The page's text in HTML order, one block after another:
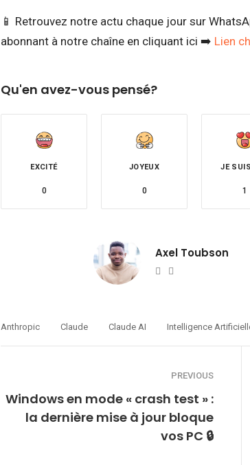
📱 Retrouvez notre actu chaque jour sur
abonnant à notre chaîne en cliquant ici ➡️ Lien
Qu'en avez-vous pensé?
EXCITÉ
0
JOYEUX
0
JE
1
Axel Toubson
Website
Anthropic Claude Claude AI Intelligence
PREVIOUS
Windows en mode « crash test » :
la dernière mise à jour bloque
vos PC 🔒